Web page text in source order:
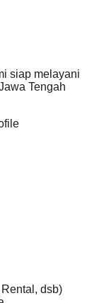
siap melayani
Tengah
dsb)